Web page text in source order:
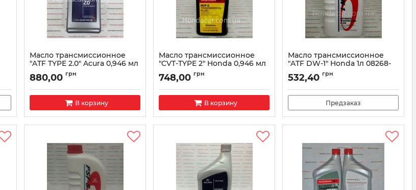
Масло трансмиссионное
"ATF TYPE 2.0" Acura 0,946 мл
08200-9015A
Артикул: 082009015A
880,00 грн
В корзину
Масло трансмиссионное
"CVT-TYPE 2" Honda 0,946 мл
Артикул: 08200HCF2
748,00 грн
В корзину
Масло трансмиссионное
"ATF DW-1" Honda 1л 08268-
Артикул: 08268P99ZAY1
532,40 грн
Предзаказ